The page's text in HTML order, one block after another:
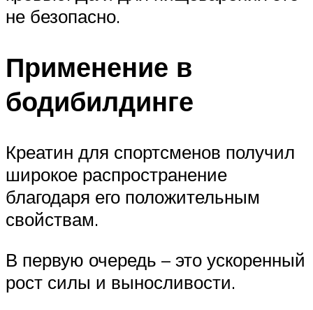
не безопасно.
Применение в
бодибилдинге
Креатин для спортсменов получил
широкое распространение
благодаря его положительным
свойствам.
В первую очередь – это ускоренный
рост силы и выносливости.